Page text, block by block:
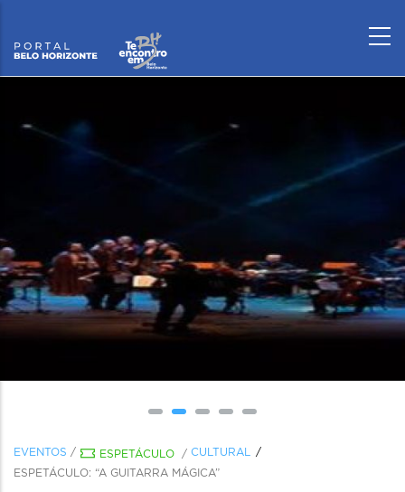
EVENTOS / ESPETÁCULO / CULTURAL
ESPETÁCULO: “A GUITARRA MÁGICA”